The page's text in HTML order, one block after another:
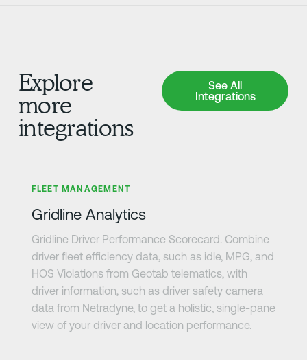
Explore
more
integrations
See All
Integrations
See All Integrations
FLEET MANAGEMENT
Gridline Analytics
Gridline Driver Performance Scorecard. Combine
driver fleet efficiency data, such as idle, MPG, and
HOS Violations from Geotab telematics, with
driver information, such as driver safety camera
data from Netradyne, to get a holistic, single-pane
view of your driver and location performance.